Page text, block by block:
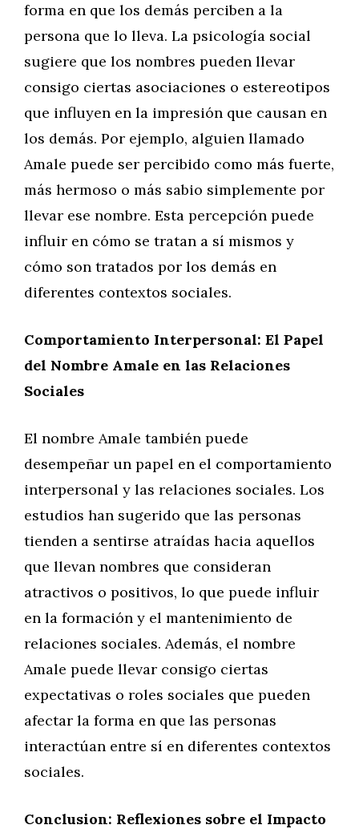
forma en que los demás perciben a la
persona que lo lleva. La psicología social
sugiere que los nombres pueden llevar
consigo ciertas asociaciones o estereotipos
que influyen en la impresión que causan en
los demás. Por ejemplo, alguien llamado
Amale puede ser percibido como más fuerte,
más hermoso o más sabio simplemente por
llevar ese nombre. Esta percepción puede
influir en cómo se tratan a sí mismos y
cómo son tratados por los demás en
diferentes contextos sociales.
Comportamiento Interpersonal: El Papel
del Nombre Amale en las Relaciones
Sociales
El nombre Amale también puede
desempeñar un papel en el comportamiento
interpersonal y las relaciones sociales. Los
estudios han sugerido que las personas
tienden a sentirse atraídas hacia aquellos
que llevan nombres que consideran
atractivos o positivos, lo que puede influir
en la formación y el mantenimiento de
relaciones sociales. Además, el nombre
Amale puede llevar consigo ciertas
expectativas o roles sociales que pueden
afectar la forma en que las personas
interactúan entre sí en diferentes contextos
sociales.
Conclusion: Reflexiones sobre el Impacto